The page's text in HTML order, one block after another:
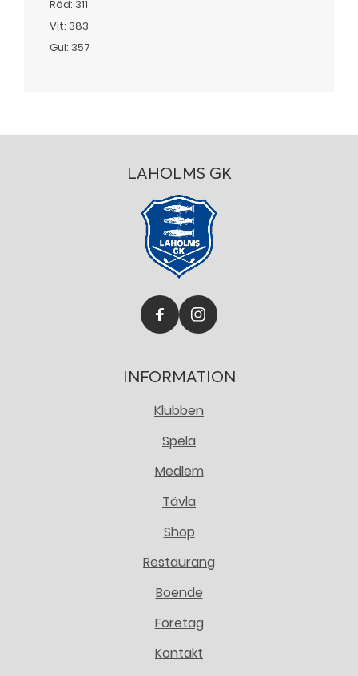
Röd: 311
Vit: 383
Gul: 357
LAHOLMS GK
INFORMATION
Klubben
Spela
Medlem
Tävla
Shop
Restaurang
Boende
Företag
Kontakt